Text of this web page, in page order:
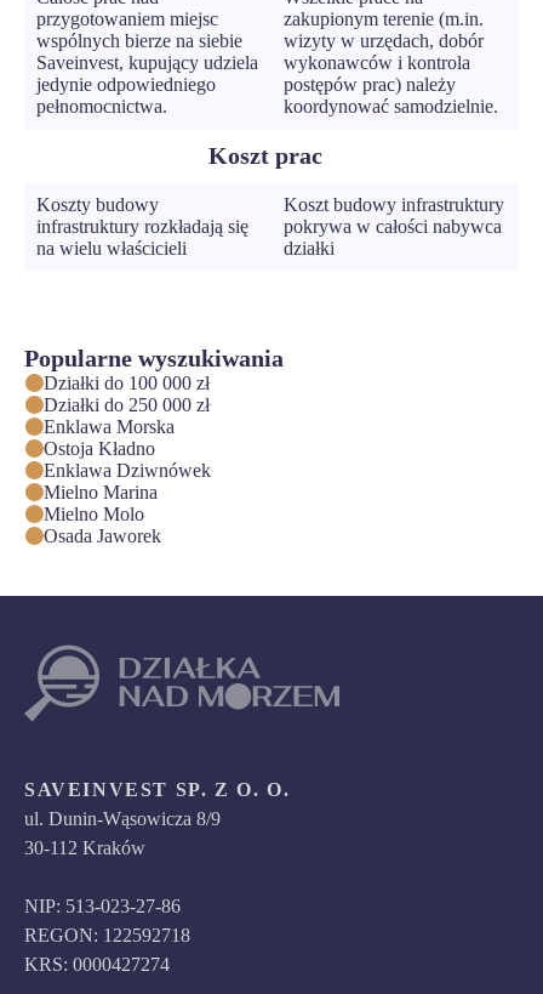
przygotowaniem miejsc
wspólnych bierze na siebie
Saveinvest, kupujący udziela
jedynie odpowiedniego
pełnomocnictwa.
zakupionym terenie (m.in.
wizyty w urzędach, dobór
wykonawców i kontrola
postępów prac) należy
koordynować samodzielnie.
Koszt prac
Koszty budowy
infrastruktury rozkładają się
na wielu właścicieli
Koszt budowy infrastruktury
pokrywa w całości nabywca
działki
Popularne wyszukiwania
Działki do 100 000 zł
Działki do 250 000 zł
Enklawa Morska
Ostoja Kładno
Enklawa Dziwnówek
Mielno Marina
Mielno Molo
Osada Jaworek
SAVEINVEST SP. Z O. O.
ul. Dunin-Wąsowicza 8/9
30-112 Kraków
NIP: 513-023-27-86
REGON: 122592718
KRS: 0000427274